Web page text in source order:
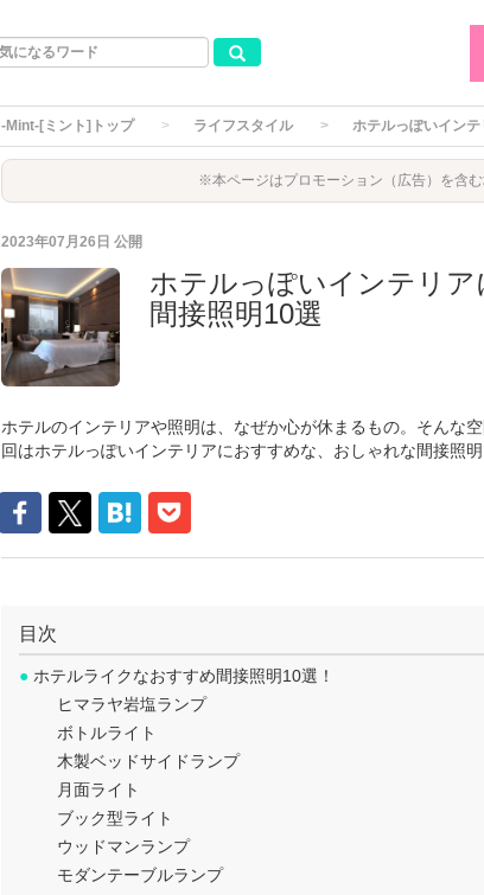
-Mint-[ミント]トップ ライフスタイル ホテルっぽいイン
※本ページはプロモーション（広告）を含む
2023年07月26日 公開
ホテルっぽいインテリ
間接照明10選
ホテルのインテリアや照明は、なぜか心が休まるもの。そんな
回はホテルっぽいインテリアにおすすめな、おしゃれな間接照明
目次
● ホテルライクなおすすめ間接照明10選！
ヒマラヤ岩塩ランプ
ボトルライト
木製ベッドサイドランプ
月面ライト
ブック型ライト
ウッドマンランプ
モダンテーブルランプ